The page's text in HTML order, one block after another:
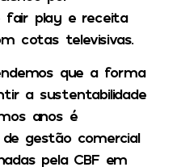
fair play e receita
cotas televisivas.
que a forma
a sustentabilidade
anos é
gestão comercial
pela CBF em